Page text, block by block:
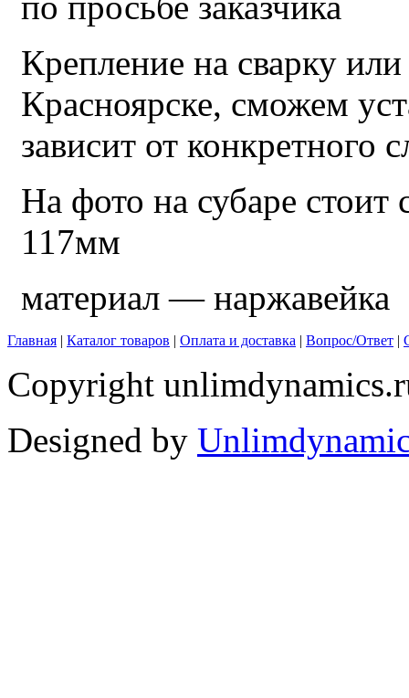
Крепление на сварку
Красноярске, сможем
зависит от конкретного
На фото на субаре стоит
117мм
материал — наржавейка
Главная | Каталог товаров | Оплата и доставка | Вопрос/Ответ |
Copyright
Designed by